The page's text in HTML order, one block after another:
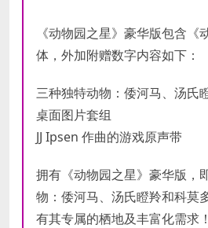
显卡
NVIDIA GeForce
AMD Radeon R9
DirectX
版本
存储空
显卡
NVIDIA GeForce
AMD Radeon RX
DirectX
版本
存储空
《动物园之星》豪华版包含《
体，外加附赠数字内容如下：
三种独特动物：倭河马、汤氏
桌面图片套组
JJ Ipsen 作曲的游戏原声带
拥有《动物园之星》豪华版，
物：倭河马、汤氏瞪羚和科莫
有其专属的栖地及丰富化需求！